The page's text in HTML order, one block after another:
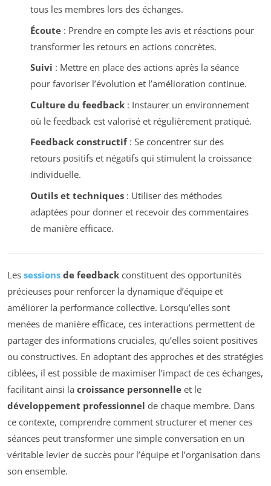
tous les membres lors des échanges.
Écoute: Prendre en compte les avis et réactions pour
transformer les retours en actions concrètes.
Suivi : Mettre en place des actions après la séance
pour favoriser l’évolution et l’amélioration continue.
Culture du feedback: Instaurer un environnement
où le feedback est valorisé et régulièrement pratiqué.
Feedback constructif: Se concentrer sur des
retours positifs et négatifs qui stimulent la croissance
individuelle.
Outils et techniques: Utiliser des méthodes
adaptées pour donner et recevoir des commentaires
de manière efficace.
Les sessions de feedback constituent des opportunités
précieuses pour renforcer la dynamique d’équipe et
améliorer la performance collective. Lorsqu’elles sont
menées de manière efficace, ces interactions permettent de
partager des informations cruciales, qu’elles soient positives
ou constructives. En adoptant des approches et des stratégies
ciblées, il est possible de maximiser l’impact de ces échanges,
facilitant ainsi la croissance personnelle et le
développement professionnel de chaque membre. Dans
ce contexte, comprendre comment structurer et mener ces
séances peut transformer une simple conversation en un
véritable levier de succès pour l’équipe et l’organisation dans
son ensemble.